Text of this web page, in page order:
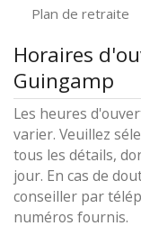
Plan de retraite
Horaires
Guingamp
Les heures
varier. Veuillez
tous les détails,
jour. En cas de
conseiller par
numéros fournis.